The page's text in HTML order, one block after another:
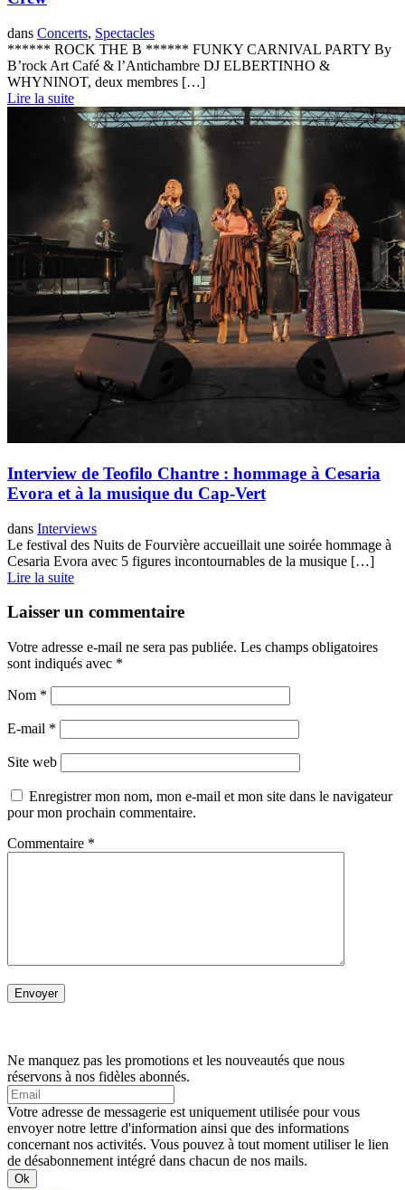
dans Concerts, Spectacles
****** ROCK THE B ****** FUNKY CARNIVAL PARTY By
B’rock Art Café & l’Antichambre DJ ELBERTINHO &
WHYNINOT, deux membres […]
Lire la suite
Interview de Teofilo Chantre : hommage à Cesaria
Evora et à la musique du Cap-Vert
dans Interviews
Le festival des Nuits de Fourvière accueillait une soirée hommage à
Cesaria Evora avec 5 figures incontournables de la musique […]
Lire la suite
Laisser un commentaire
Votre adresse e-mail ne sera pas publiée. Les champs obligatoires
sont indiqués avec *
Nom *
E-mail *
Site web
Enregistrer mon nom, mon e-mail et mon site dans le navigateur
pour mon prochain commentaire.
Commentaire *
Ne manquez pas les promotions et les nouveautés que nous
réservons à nos fidèles abonnés.
Votre adresse de messagerie est uniquement utilisée pour vous
envoyer notre lettre d'information ainsi que des informations
concernant nos activités. Vous pouvez à tout moment utiliser le lien
de désabonnement intégré dans chacun de nos mails.